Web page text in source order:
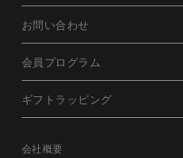
お問い合わせ
会員プログラム
ギフトラッピング
会社概要